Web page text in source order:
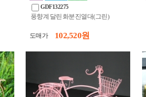
GDF132275
풍향계 달린 화분진열대(그린)
도매가 102,520 원